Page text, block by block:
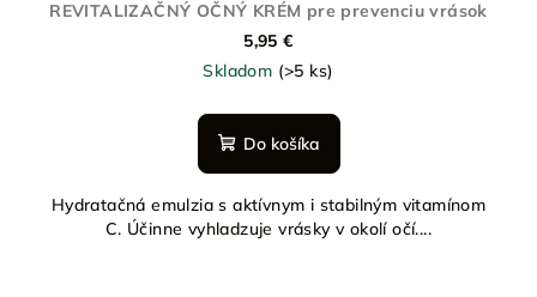
REVITALIZAČNÝ OČNÝ KRÉM pre prevenciu vrások
5,95 €
Skladom (>5 ks)
Do košíka
Hydratačná emulzia s aktívnym i stabilným vitamínom
C. Účinne vyhladzuje vrásky v okolí očí....